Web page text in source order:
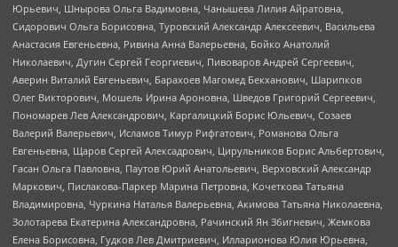
Юрьевич, Шнырова Ольга Вадимовна, Чанышева Лилия Айратовна,
Сидорович Ольга Борисовна, Туровский Александр Алексеевич, Васильева
Анастасия Евгеньевна, Ривина Анна Валерьевна, Бойко Анатолий
Николаевич, Дугин Сергей Георгиевич, Пивоваров Андрей Сергеевич,
Аверин Виталий Евгеньевич, Барахоев Магомед Бекханович, Шарипков
Олег Викторович, Мошель Ирина Ароновна, Шведов Григорий Сергеевич,
Пономарев Лев Александрович, Каргалицкий Борис Юльевич, Созаев
Валерий Валерьевич, Исламов Тимур Рифгатович, Романова Ольга
Евгеньевна, Щаров Сергей Алексадрович, Цирульников Борис Альбертович,
Гасан Ольга Павловна, Паутов Юрий Анатольевич, Верховский Александр
Маркович, Пислакова-Паркер Марина Петровна, Кочеткова Татьяна
Владимировна, Чуркина Наталья Валерьевна, Акимова Татьяна Николаевна,
Золотарева Екатерина Александровна, Рачинский Ян Збигневич, Жемкова
Елена Борисовна, Гудков Лев Дмитриевич, Илларионова Юлия Юрьевна,